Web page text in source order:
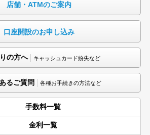
店舗・ATMのご案内
口座開設のお申し込み
の方へ キャッシュカード紛失など
るご質問 各種お手続きの方法など
手数料一覧
金利一覧